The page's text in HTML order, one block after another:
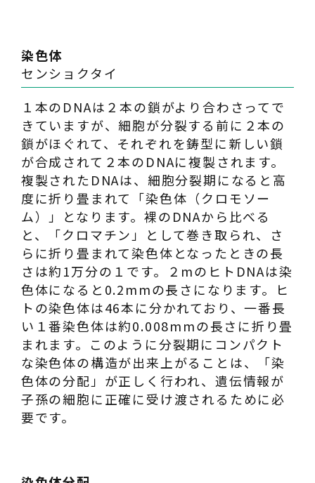
染色体
センショクタイ
１本のDNAは２本の鎖がより合わさってで
きていますが、細胞が分裂する前に２本の
鎖がほぐれて、それぞれを鋳型に新しい鎖
が合成されて２本のDNAに複製されます。
複製されたDNAは、細胞分裂期になると高
度に折り畳まれて「染色体（クロモソー
ム）」となります。裸のDNAから比べる
と、「クロマチン」として巻き取られ、さ
らに折り畳まれて染色体となったときの長
さは約1万分の１です。２mのヒトDNAは染
色体になると0.2mmの長さになります。ヒ
トの染色体は46本に分かれており、一番長
い１番染色体は約0.008mmの長さに折り畳
まれます。このように分裂期にコンパクト
な染色体の構造が出来上がることは、「染
色体の分配」が正しく行われ、遺伝情報が
子孫の細胞に正確に受け渡されるために必
要です。